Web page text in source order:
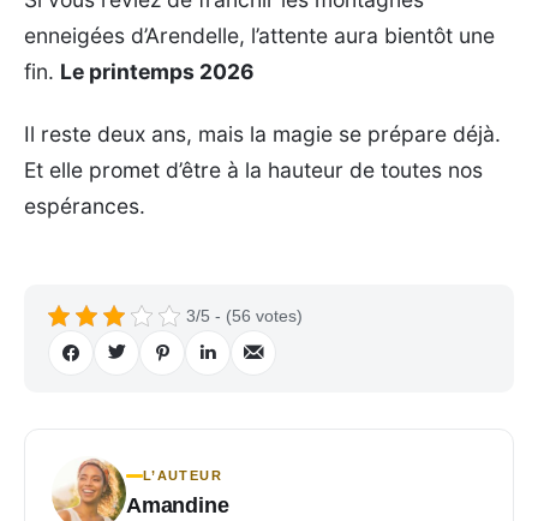
enneigées d’Arendelle, l’attente aura bientôt une
fin. Le printemps 2026
Il reste deux ans, mais la magie se prépare déjà.
Et elle promet d’être à la hauteur de toutes nos
espérances.
3/5 - (56 votes)
L’AUTEUR
Amandine